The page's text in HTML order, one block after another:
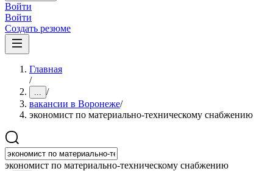
Войти
Войти
Создать резюме
Главная
/
... /
вакансии в Воронеже/
экономист по материально-техническому снабжению
экономист по материально-техническому снабжению